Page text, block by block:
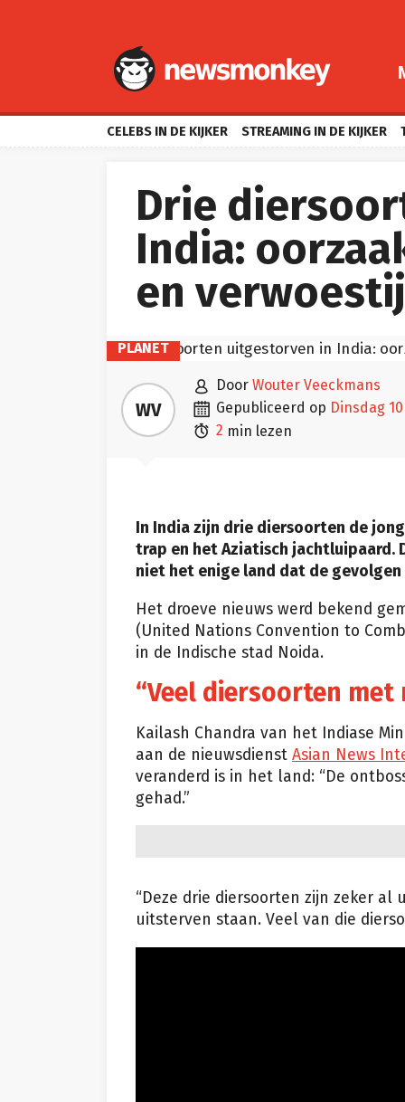
CELEBS IN DE KIJKER STREAMING IN DE KIJKER
Drie
India:
en
PLANET
WV
 door Wouter Veeckmans
 gepubliceerd op dinsdag
 2 min lezen
In India zijn drie diersoorten de
trap en het Aziatisch jachtluipaard.
niet het enige land dat de
Het droeve nieuws werd bekend
(United Nations Convention to
in de Indische stad Noida.
“Veel diersoorten met
Kailash Chandra van het Indiase
aan de nieuwsdienst Asian News
veranderd is in het land: “De
gehad.”
“Deze drie diersoorten zijn zeker
uitsterven staan. Veel van die